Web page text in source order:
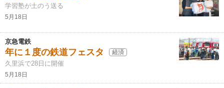
学習塾が土のう送る
5月18日
京急電鉄
年に１度の鉄道フェスタ 経済
久里浜で28日に開催
5月18日